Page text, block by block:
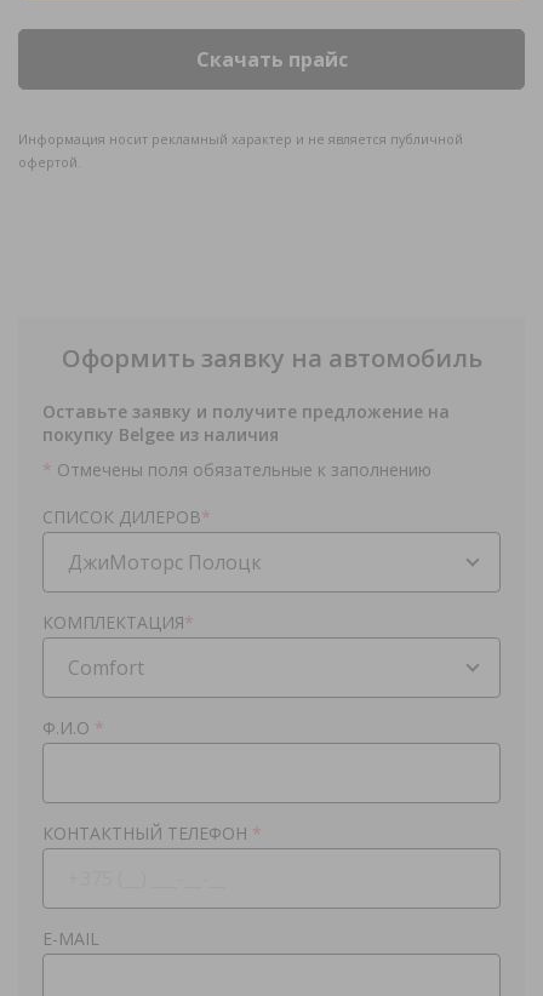
Скачать прайс
Информация носит рекламный характер и не является публичной
офертой.
Оформить заявку на автомобиль
Оставьте заявку и получите предложение на
покупку Belgee из наличия
* Отмечены поля обязательные к заполнению
СПИСОК ДИЛЕРОВ*
ДжиМоторс Полоцк
КОМПЛЕКТАЦИЯ*
Comfort
Ф.И.О *
КОНТАКТНЫЙ ТЕЛЕФОН *
E-MAIL